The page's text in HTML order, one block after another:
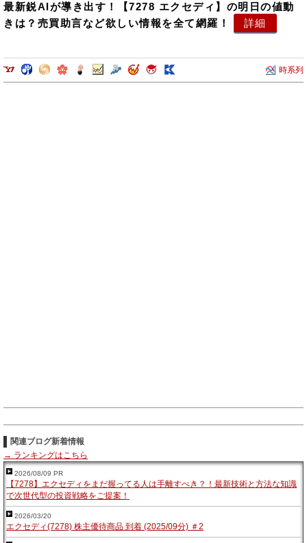
最新鋭AIが導き出す！【7278 エクセディ】の明日の値動
きは？売買助言など欲しい情報を全て網羅！
詳細
時系列
関連ブログ新着情報
→ ランキングはこちら
2026/08/09 PR
【7278】エクセディをまだ握ってる人は手離すべき？！最新技術と方法な知識
で次世代型の投資戦略をご提案！
2026/03/20
エクセディ(7278) 株主優待商品 到着 (2025/09分) ＃2